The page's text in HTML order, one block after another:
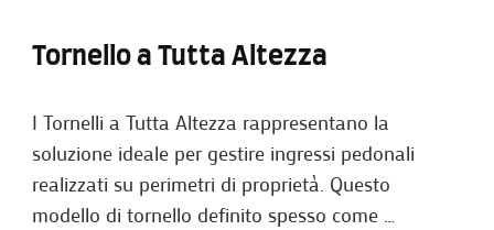
Tornello a Tutta Altezza
I Tornelli a Tutta Altezza rappresentano la
soluzione ideale per gestire ingressi pedonali
realizzati su perimetri di proprietà. Questo
modello di tornello definito spesso come …